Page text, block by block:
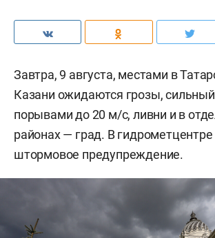
Завтра, 9 августа, местами в
Казани ожидаются грозы,
порывами до 20 м/c, ливни и в
районах — град. В
штормовое предупреждение.